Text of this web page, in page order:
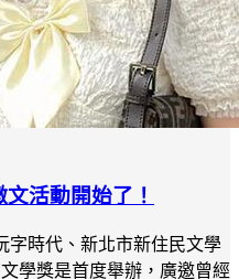
活動開始了！
字時代、新北市新住民文學
學獎是首度舉辦，廣邀曾經